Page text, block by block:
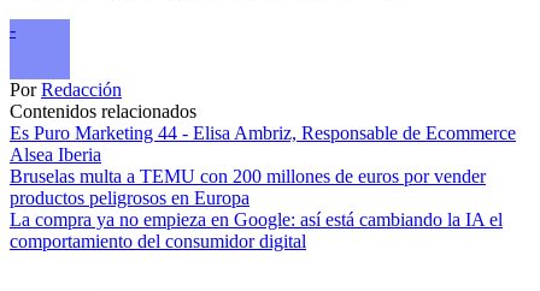
-
PorRedacción
Contenidos relacionados
Es Puro Marketing 44 - Elisa Ambriz, Responsable de Ecommerce
Alsea Iberia
Bruselas multa a TEMU con 200 millones de euros por vender
productos peligrosos en Europa
La compra ya no empieza en Google: así está cambiando la IA el
comportamiento del consumidor digital